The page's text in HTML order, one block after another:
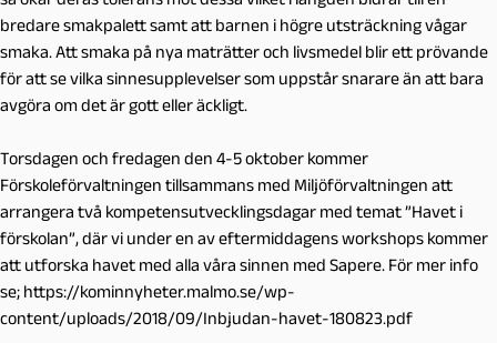
bredare smakpalett samt att barnen i högre utsträckning vågar
smaka. Att smaka på nya maträtter och livsmedel blir ett prövande
för att se vilka sinnesupplevelser som uppstår snarare än att bara
avgöra om det är gott eller äckligt.
Torsdagen och fredagen den 4-5 oktober kommer
Förskoleförvaltningen tillsammans med Miljöförvaltningen att
arrangera två kompetensutvecklingsdagar med temat ”Havet i
förskolan”, där vi under en av eftermiddagens workshops kommer
att utforska havet med alla våra sinnen med Sapere. För mer info
se; https://kominnyheter.malmo.se/wp-
content/uploads/2018/09/Inbjudan-havet-180823.pdf